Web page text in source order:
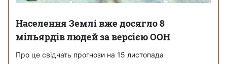
Населення Землі вже досягло 8
мільярдів людей за версією ООН
Про це свідчать прогнози на 15 листопада